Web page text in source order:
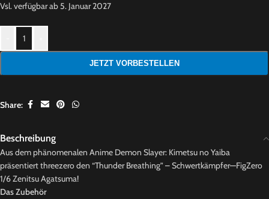
Vsl. verfügbar ab 5. Januar 2027
JETZT VORBESTELLEN
Share:
Beschreibung
Aus dem phänomenalen Anime Demon Slayer: Kimetsu no Yaiba
präsentiert threezero den “Thunder Breathing” – Schwertkämpfer—FigZero
1/6 Zenitsu Agatsuma!
Das Zubehör